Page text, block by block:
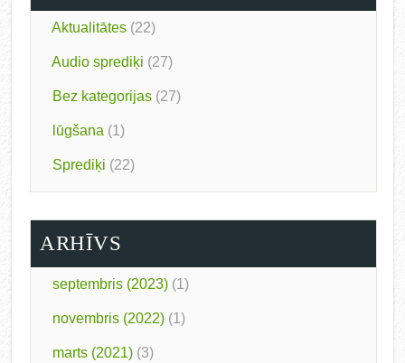
Aktualitātes (22)
Audio sprediķi (27)
Bez kategorijas (27)
lūgšana (1)
Sprediķi (22)
ARHĪVS
septembris (2023) (1)
novembris (2022) (1)
marts (2021) (3)